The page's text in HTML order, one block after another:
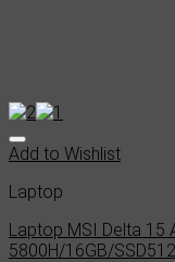
Add to Wishlist
Laptop
Laptop MSI Delta 15
5800H/16GB/